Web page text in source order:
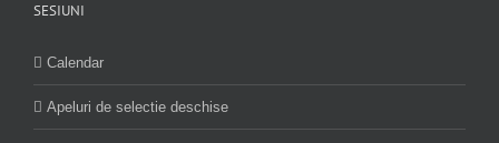
SESIUNI
Calendar
Apeluri de selectie deschise